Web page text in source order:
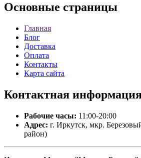
Основные страницы
Главная
Блог
Доставка
Оплата
Контакты
Карта сайта
Контактная
Рабочие часы: 11:00-20:00
Адрес: г. Иркутск, мкр.
район)